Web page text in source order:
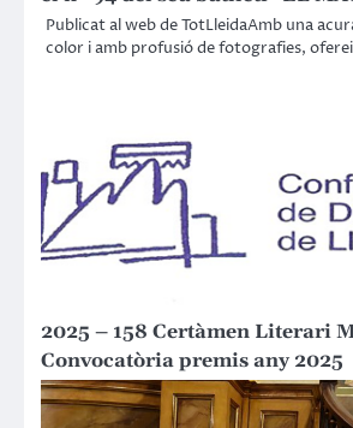
Publicat al web de TotLleidaAmb una
color i amb profusió de fotografies,
2025 – 158 Certàmen Literari
Convocatòria premis any 2025